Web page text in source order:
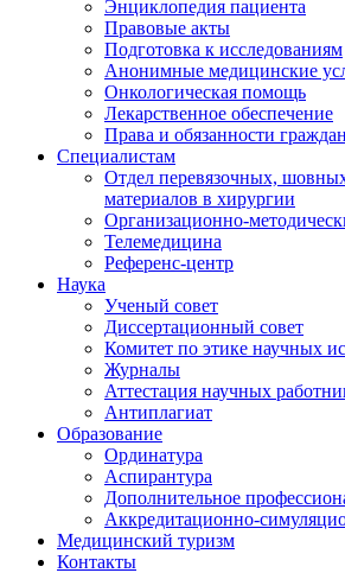
Энциклопедия пациента
Правовые акты
Подготовка к исследованиям
Анонимные медицинские
Онкологическая помощь
Лекарственное обеспечение
Права и обязанности граждан
Специалистам
Отдел перевязочных,
материалов в хирургии
Организационно-
Телемедицина
Референс-центр
Наука
Ученый совет
Диссертационный совет
Комитет по этике научных
Журналы
Аттестация научных
Антиплагиат
Образование
Ординатура
Аспирантура
Дополнительное
Аккредитационно-
Медицинский туризм
Контакты